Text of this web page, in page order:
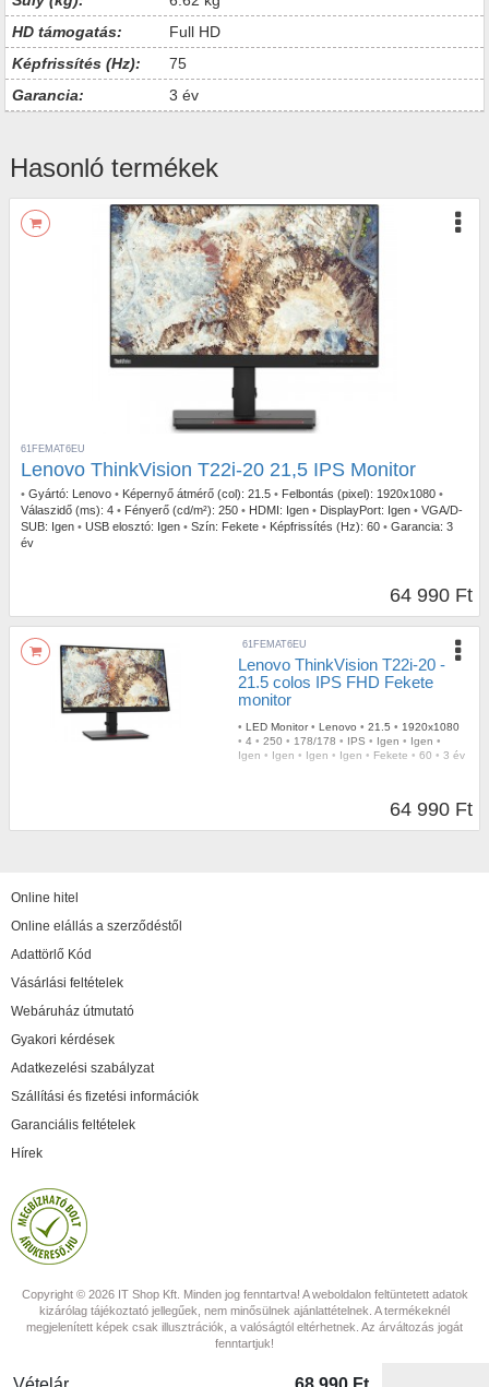
HD támogatás:
Full HD
Képfrissítés (Hz):
75
Garancia:
3 év
Hasonló termékek
61FEMAT6EU
Lenovo ThinkVision T22i-20 21,5 IPS Monitor
• Gyártó: Lenovo • Képernyő átmérő (col): 21.5 • Felbontás (pixel): 1920x1080 •
Válaszidő (ms): 4 • Fényerő (cd/m²): 250 • HDMI: Igen • DisplayPort: Igen • VGA/D-
SUB: Igen • USB elosztó: Igen • Szín: Fekete • Képfrissítés (Hz): 60 • Garancia: 3
év
64 990 Ft
61FEMAT6EU
Lenovo ThinkVision T22i-20 -
21.5 colos IPS FHD Fekete
monitor
• LED Monitor • Lenovo • 21.5 • 1920x1080
• 4 • 250 • 178/178 • IPS • Igen • Igen •
Igen • Igen • Igen • Igen • Fekete • 60 • 3 év
64 990 Ft
Online hitel
Online elállás a szerződéstől
Adattörlő Kód
Vásárlási feltételek
Webáruház útmutató
Gyakori kérdések
Adatkezelési szabályzat
Szállítási és fizetési információk
Garanciális feltételek
Hírek
Copyright © 2026 IT Shop Kft. Minden jog fenntartva! A weboldalon feltüntetett adatok
kizárólag tájékoztató jellegűek, nem minősülnek ajánlattételnek. A termékeknél
megjelenített képek csak illusztrációk, a valóságtól eltérhetnek. Az árváltozás jogát
fenntartjuk!